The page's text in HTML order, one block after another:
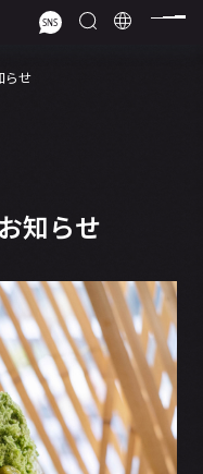
らせ
知らせ